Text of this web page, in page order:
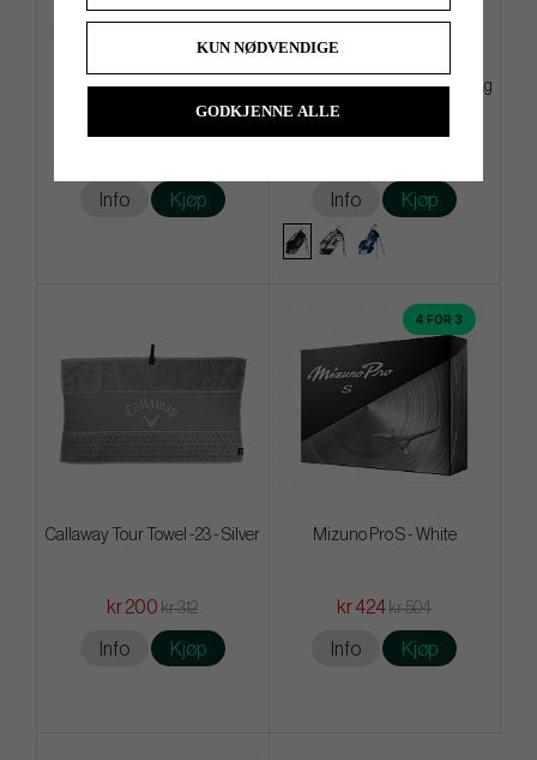
L.A.B - DF 2.1 (Stock Specs)
Info Kjøp
PXG Xtreme Hybrid - Stand Bag
Info Kjøp
Callaway Tour Towel -23 - Silver
kr 200 kr 312
Info Kjøp
4 FOR 3
Mizuno Pro S - White
kr 424kr 504
Info Kjøp
KUN NØDVENDIGE
GODKJENNE ALLE